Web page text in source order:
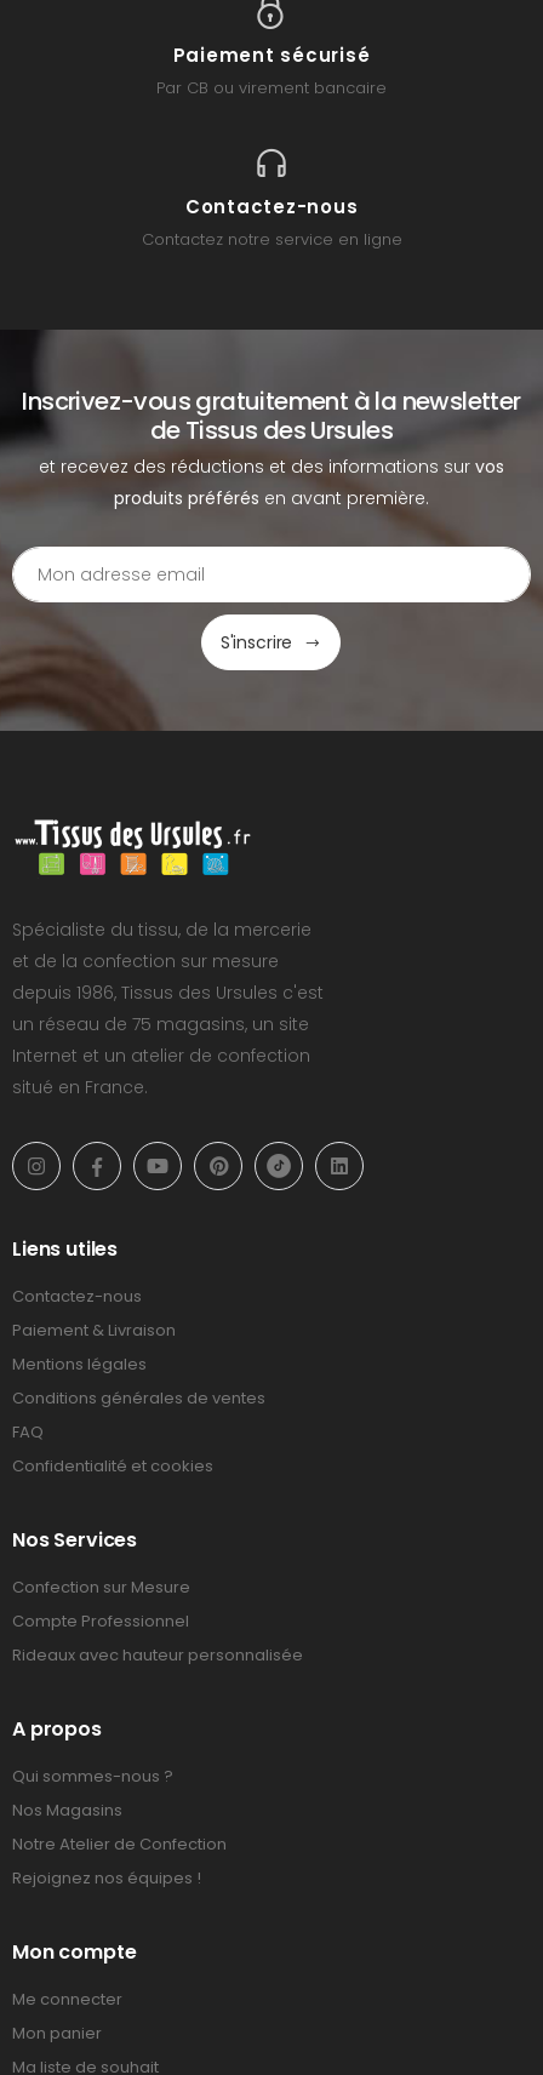
Paiement sécurisé
Par CB ou virement bancaire
Contactez-nous
Contactez notre service en ligne
Inscrivez-vous gratuitement à la newsletter
de Tissus des Ursules
et recevez des réductions et des informations sur vos
produits préférés en avant première.
S'inscrire
Spécialiste du tissu, de la mercerie
et de la confection sur mesure
depuis 1986, Tissus des Ursules c'est
un réseau de 75 magasins, un site
Internet et un atelier de confection
situé en France.
Liens utiles
Contactez-nous
Paiement & Livraison
Mentions légales
Conditions générales de ventes
FAQ
Confidentialité et cookies
Nos Services
Confection sur Mesure
Compte Professionnel
Rideaux avec hauteur personnalisée
A propos
Qui sommes-nous ?
Nos Magasins
Notre Atelier de Confection
Rejoignez nos équipes !
Mon compte
Me connecter
Mon panier
Ma liste de souhait